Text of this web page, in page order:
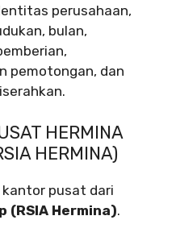
perusahaan,
bulan,
pemotongan, dan
HERMINA
HERMINA)
pusat dari
(RSIA Hermina).